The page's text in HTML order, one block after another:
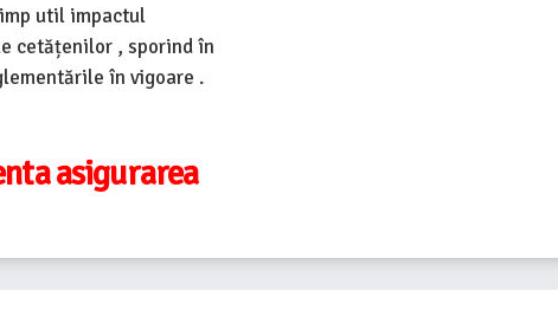
util impactul
cetățenilor , sporind în
în vigoare .
asigurarea